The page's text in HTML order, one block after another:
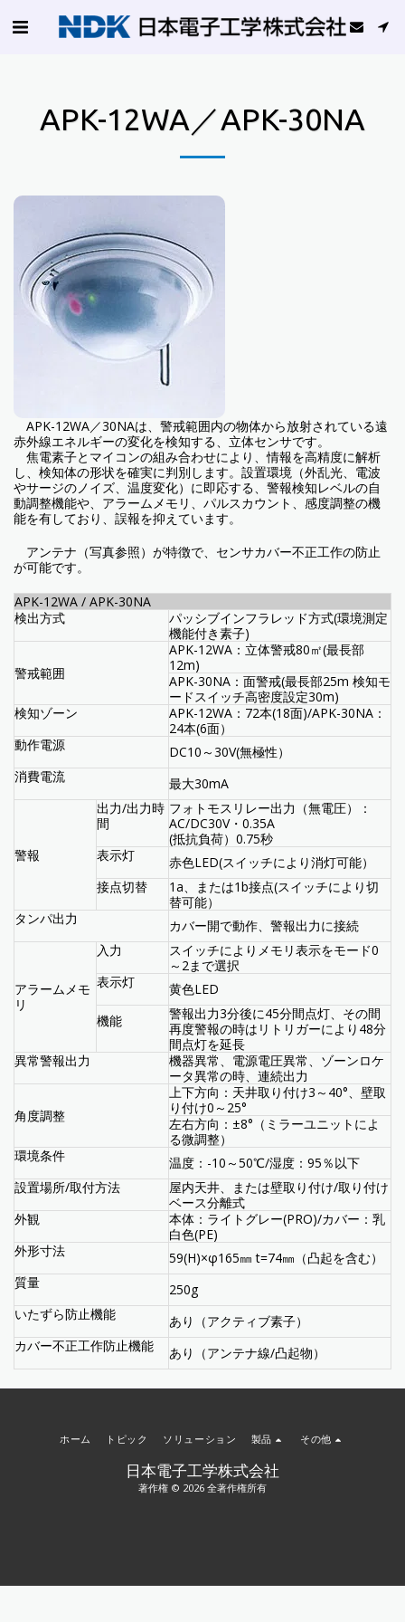
APK-12WA／APK-30NA
APK-12WA／30NAは、警戒範囲内の物体から放射されている遠
赤外線エネルギーの変化を検知する、立体センサです。
焦電素子とマイコンの組み合わせにより、情報を高精度に解析
し、検知体の形状を確実に判別します。設置環境（外乱光、電波
やサージのノイズ、温度変化）に即応する、警報検知レベルの自
動調整機能や、アラームメモリ、パルスカウント、感度調整の機
能を有しており、誤報を抑えています。
アンテナ（写真参照）が特徴で、センサカバー不正工作の防止
が可能です。
APK-12WA / APK-30NA
検出方式
パッシブインフラレッド方式(環境測定
機能付き素子)
警戒範囲
APK-12WA：立体警戒80㎡(最長部
12m)
APK-30NA：面警戒(最長部25m 検知モ
ードスイッチ高密度設定30m)
検知ゾーン
APK-12WA：72本(18面)/APK-30NA：
24本(6面）
動作電源
DC10～30V(無極性）
消費電流
最大30mA
警報
出力/出力時
間
フォトモスリレー出力（無電圧）：
AC/DC30V・0.35A
(抵抗負荷）0.75秒
表示灯
赤色LED(スイッチにより消灯可能）
接点切替
1a、または1b接点(スイッチにより切
替可能）
タンパ出力
カバー開で動作、警報出力に接続
アラームメモ
リ
入力
スイッチによりメモリ表示をモード0
～2まで選択
表示灯
黄色LED
機能
警報出力3分後に45分間点灯、その間
再度警報の時はリトリガーにより48分
間点灯を延長
異常警報出力
機器異常、電源電圧異常、ゾーンロケ
ータ異常の時、連続出力
角度調整
上下方向：天井取り付け3～40°、壁取
り付け0～25°
左右方向：±8°（ミラーユニットによ
る微調整）
環境条件
温度：-10～50℃/湿度：95％以下
設置場所/取付方法
屋内天井、または壁取り付け/取り付け
ベース分離式
外観
本体：ライトグレー(PRO)/カバー：乳
白色(PE)
外形寸法
59(H)×φ165㎜ t=74㎜（凸起を含む）
質量
250g
いたずら防止機能
あり（アクティブ素子）
カバー不正工作防止機能
あり（アンテナ線/凸起物）
日本電子工学株式会社
著作権 © 2026 全著作権所有
ホーム トピック ソリューション 製品 その他